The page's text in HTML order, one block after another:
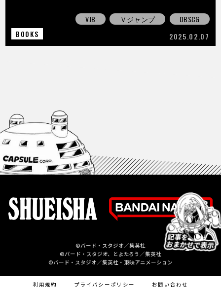
VJB Ｖジャンプ
DBSCG
BOOKS
2025.02.07
©バード・スタジオ／集英社
©バード・スタジオ、とよたろう／集英社
©バード・スタジオ／集英社・東映アニメーション
利用規約 プライバシーポリシー お問い合わせ